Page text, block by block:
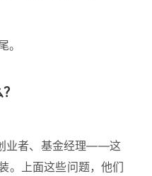
。
业者、基金经理——这
。上面这些问题，他们